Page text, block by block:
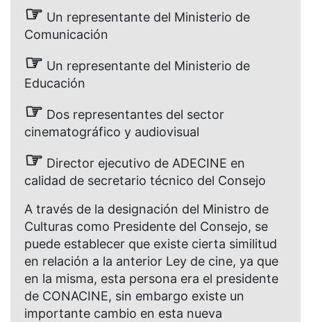
☞ Un representante del Ministerio de
Comunicación
☞ Un representante del Ministerio de
Educación
☞ Dos representantes del sector
cinematográfico y audiovisual
☞ Director ejecutivo de ADECINE en
calidad de secretario técnico del Consejo
A través de la designación del Ministro de
Culturas como Presidente del Consejo, se
puede establecer que existe cierta similitud
en relación a la anterior Ley de cine, ya que
en la misma, esta persona era el presidente
de CONACINE, sin embargo existe un
importante cambio en esta nueva